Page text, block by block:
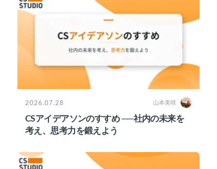
2026.07.28 山本美咲
CSアイデアソンのすすめ ──社内の未来を
考え、思考力を鍛えよう